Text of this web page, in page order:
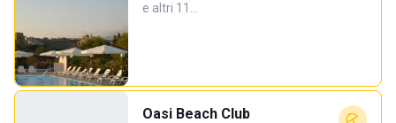
e altri 11…
Oasi Beach Club